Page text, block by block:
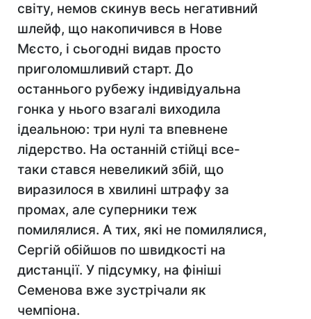
світу, немов скинув весь негативний
шлейф, що накопичився в Нове
Мєсто, і сьогодні видав просто
приголомшливий старт. До
останнього рубежу індивідуальна
гонка у нього взагалі виходила
ідеальною: три нулі та впевнене
лідерство. На останній стійці все-
таки стався невеликий збій, що
виразилося в хвилині штрафу за
промах, але суперники теж
помилялися. А тих, які не помилялися,
Сергій обійшов по швидкості на
дистанції. У підсумку, на фініші
Семенова вже зустрічали як
чемпіона.